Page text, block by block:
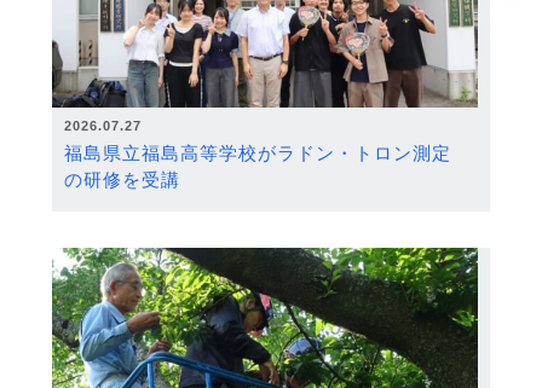
2026.07.27
福島県立福島高等学校がラドン・トロン測定
の研修を受講